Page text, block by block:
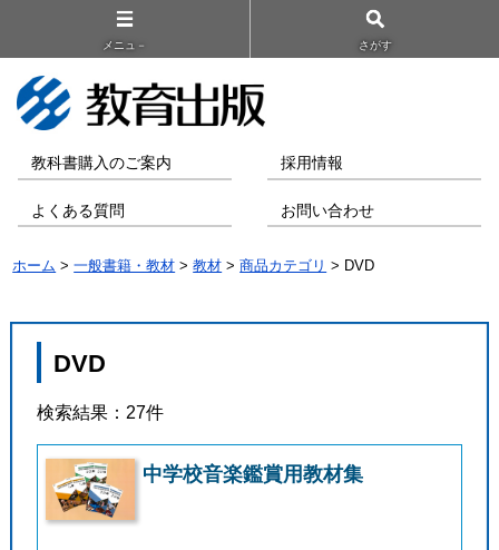
メニュ－ さがす
教科書購入のご案内 採用情報
よくある質問 お問い合わせ
ホーム >一般書籍・教材 >教材 >商品カテゴリ > DVD
DVD
検索結果：27件
中学校音楽鑑賞用教材集